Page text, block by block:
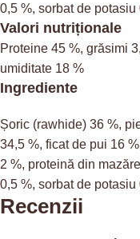
0,5 %, sorbat de potasiu
Valori nutriționale
Proteine 45 %, grăsimi
umiditate 18 %
Ingrediente
Șoric (rawhide) 36 %,
34,5 %, ficat de pui 16
2 %, proteină din
0,5 %, sorbat de potasiu
Recenzii